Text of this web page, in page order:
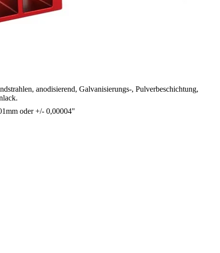
anodisierend, Galvanisierungs-, Pulverbeschichtung,
oder +/- 0,00004"